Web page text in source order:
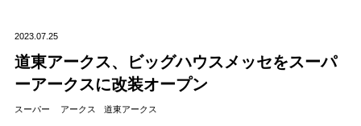
2023.07.25
道東アークス、ビッグハウスメッセをスーパ
ーアークスに改装オープン
スーパー アークス 道東アークス